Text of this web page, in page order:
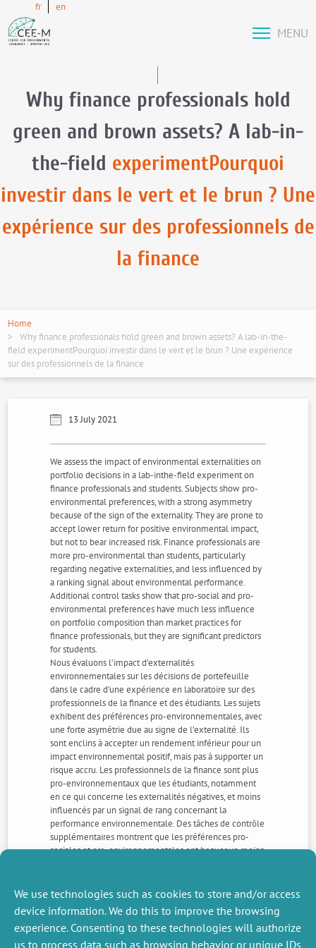
We use technologies such as cookies to store and/or access
device information. We do this to improve the browsing
experience. Consenting to these technologies will authorize
us to process data such as browsing behavior or unique IDs
fr en
MENU
Why finance professionals hold
green and brown assets? A lab-in-
the-field experimentPourquoi
investir dans le vert et le brun ? Une
expérience sur des professionnels de
la finance
Home
Why finance professionals hold green and brown assets? A lab-in-the-
field experimentPourquoi investir dans le vert et le brun ? Une expérience
sur des professionnels de la finance
13 July 2021
We assess the impact of environmental externalities on
portfolio decisions in a lab-inthe-field experiment on
finance professionals and students. Subjects show pro-
environmental preferences, with a strong asymmetry
because of the sign of the externality. They are prone to
accept lower return for positive environmental impact,
but not to bear increased risk. Finance professionals are
more pro-environmental than students, particularly
regarding negative externalities, and less influenced by
a ranking signal about environmental performance.
Additional control tasks show that pro-social and pro-
environmental preferences have much less influence
on portfolio composition than market practices for
finance professionals, but they are significant predictors
for students.
Nous évaluons l’impact d’externalités
environnementales sur les décisions de portefeuille
dans le cadre d’une expérience en laboratoire sur des
professionnels de la finance et des étudiants. Les sujets
exhibent des préférences pro-environnementales, avec
une forte asymétrie due au signe de l’externalité. Ils
sont enclins à accepter un rendement inférieur pour un
impact environnemental positif, mais pas à supporter un
risque accru. Les professionnels de la finance sont plus
pro-environnementaux que les étudiants, notamment
en ce qui concerne les externalités négatives, et moins
influencés par un signal de rang concernant la
performance environnementale. Des tâches de contrôle
supplémentaires montrent que les préférences pro-
sociales et pro-environnementales ont beaucoup moins
finance, mais qu’elles sont des prédicteurs significatifs
pour les étudiants.
NEXT PREVIOUS